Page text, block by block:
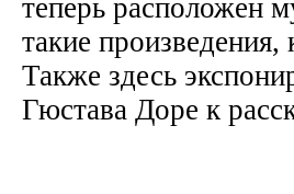
теперь расположен
такие
Также здесь
Гюстава Доре к